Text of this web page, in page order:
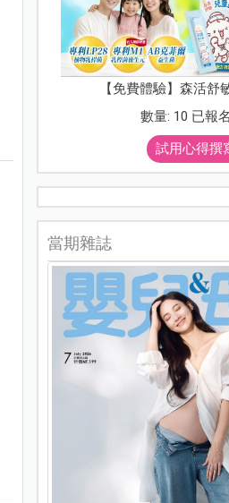
【免費體驗】森活舒
數量: 10 已報
試用心得撰
當期雜誌